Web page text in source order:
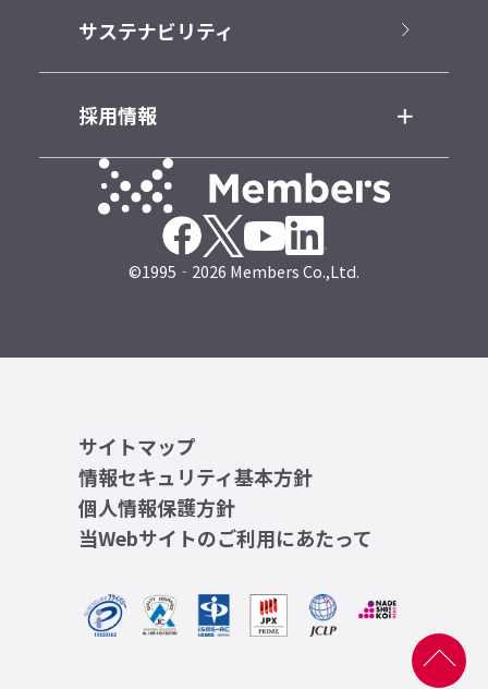
サステナビリティ
採用情報
©1995‐2026 Members Co.,Ltd.
サイトマップ
情報セキュリティ基本方針
個人情報保護方針
当Webサイトのご利用にあたって